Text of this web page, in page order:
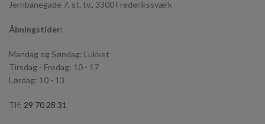
Jernbanegade 7, st. tv., 3300 Frederikssværk
Åbningstider:
Mandag og Søndag: Lukket
Tirsdag - Fredag: 10 - 17
Lørdag: 10 - 13
Tlf: 29 70 28 31